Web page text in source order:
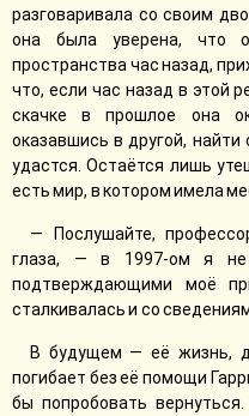
разговаривала со своим
она была уверена, что
пространства час назад,
что, если час назад в этой
скачке в прошлое она
оказавшись в другой,
удастся. Остаётся лишь
есть мир, в котором имела
— Послушайте,
глаза, — в 1997-ом я не
подтверждающими моё
сталкивалась и со
В будущем — её жизнь,
погибает без её помощи
бы попробовать